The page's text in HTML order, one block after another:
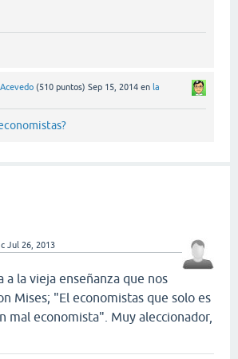
(510 puntos) Sep 15, 2014 en la
Jul 26, 2013
a la vieja enseñanza que nos
Mises; "El economistas que solo es
mal economista". Muy aleccionador,